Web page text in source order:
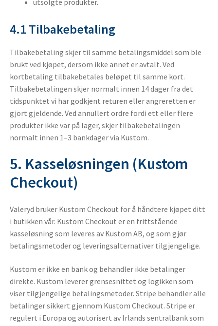
4.1 Tilbakebetaling
Tilbakebetaling skjer til samme betalingsmiddel som ble
brukt ved kjøpet, dersom ikke annet er avtalt. Ved
kortbetaling tilbakebetales beløpet til samme kort.
Tilbakebetalingen skjer normalt innen 14 dager fra det
tidspunktet vi har godkjent returen eller angreretten er
gjort gjeldende. Ved annullert ordre fordi ett eller flere
produkter ikke var på lager, skjer tilbakebetalingen
normalt innen 1–3 bankdager via Kustom.
5. Kasseløsningen (Kustom
Checkout)
Valeryd bruker Kustom Checkout for å håndtere kjøpet ditt
i butikken vår. Kustom Checkout er en frittstående
kasseløsning som leveres av Kustom AB, og som gjør
betalingsmetoder og leveringsalternativer tilgjengelige.
Kustom er ikke en bank og behandler ikke betalinger
direkte. Kustom leverer grensesnittet og logikken som
viser tilgjengelige betalingsmetoder. Stripe behandler alle
betalinger sikkert gjennom Kustom Checkout. Stripe er
regulert i Europa og autorisert av Irlands sentralbank som